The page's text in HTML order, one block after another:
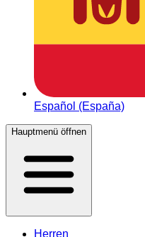
Español (España)
Hauptmenü öffnen
Herren